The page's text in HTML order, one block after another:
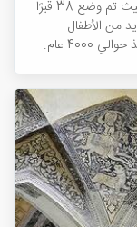
الحديدي\" هو مقبرة قديمة في تحت الأرض ، حيث تم وضع 38 قبرًا
من الأطفال
مدفونين منذ العصر الحديدي وهم ينامون هنا منذ حوالي 4000 عام.